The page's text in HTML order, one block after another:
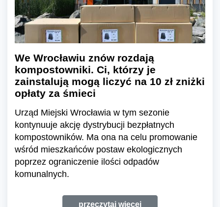
We Wrocławiu znów rozdają
kompostowniki. Ci, którzy je
zainstalują mogą liczyć na 10 zł zniżki
opłaty za śmieci
Urząd Miejski Wrocławia w tym sezonie
kontynuuje akcję dystrybucji bezpłatnych
kompostowników. Ma ona na celu promowanie
wśród mieszkańców postaw ekologicznych
poprzez ograniczenie ilości odpadów
komunalnych.
przeczytaj więcej